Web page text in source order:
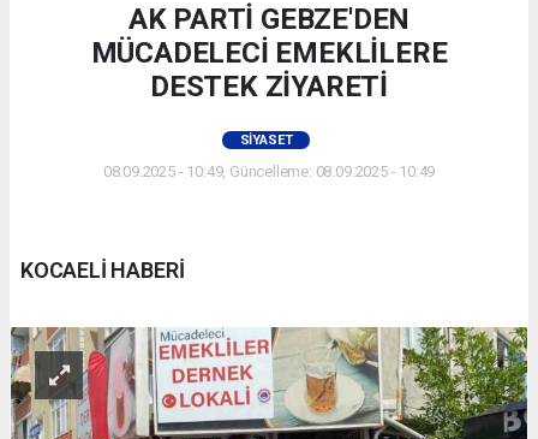
AK PARTİ GEBZE'DEN
MÜCADELECİ EMEKLİLERE
DESTEK ZİYARETİ
SIYASET
08.09.2025 - 10:49, Güncelleme: 08.09.2025 - 10:49
KOCAELİ HABERİ